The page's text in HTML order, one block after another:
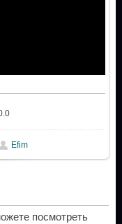
Efim
посмотреть